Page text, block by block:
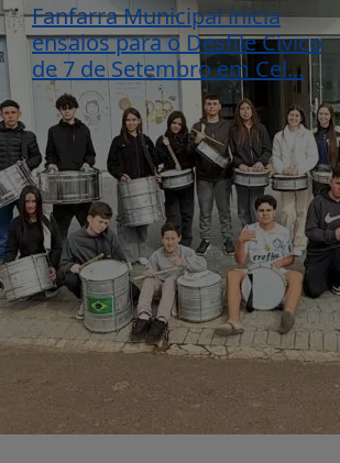
Fanfarra Municipal inicia
ensaios para o Desfile Cívico
de 7 de Setembro em Cel...